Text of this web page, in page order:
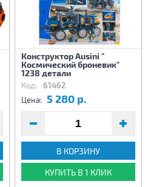
Конструктор Ausini "
Космический броневик"
1238 детали
Код: 61462
Цена: 5 280 р.
В КОРЗИНУ
КУПИТЬ В 1 КЛИК